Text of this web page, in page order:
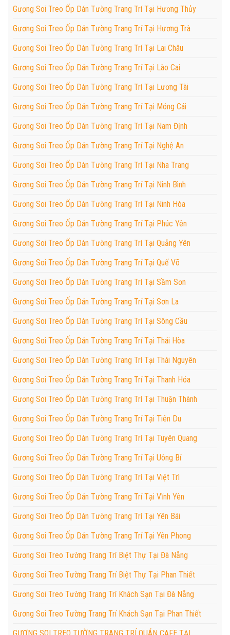
Gương Soi Treo Ốp Dán Tường Trang Trí Tại Hương Thủy
Gương Soi Treo Ốp Dán Tường Trang Trí Tại Hương Trà
Gương Soi Treo Ốp Dán Tường Trang Trí Tại Lai Châu
Gương Soi Treo Ốp Dán Tường Trang Trí Tại Lào Cai
Gương Soi Treo Ốp Dán Tường Trang Trí Tại Lương Tài
Gương Soi Treo Ốp Dán Tường Trang Trí Tại Móng Cái
Gương Soi Treo Ốp Dán Tường Trang Trí Tại Nam Định
Gương Soi Treo Ốp Dán Tường Trang Trí Tại Nghệ An
Gương Soi Treo Ốp Dán Tường Trang Trí Tại Nha Trang
Gương Soi Treo Ốp Dán Tường Trang Trí Tại Ninh Bình
Gương Soi Treo Ốp Dán Tường Trang Trí Tại Ninh Hòa
Gương Soi Treo Ốp Dán Tường Trang Trí Tại Phúc Yên
Gương Soi Treo Ốp Dán Tường Trang Trí Tại Quảng Yên
Gương Soi Treo Ốp Dán Tường Trang Trí Tại Quế Võ
Gương Soi Treo Ốp Dán Tường Trang Trí Tại Sầm Sơn
Gương Soi Treo Ốp Dán Tường Trang Trí Tại Sơn La
Gương Soi Treo Ốp Dán Tường Trang Trí Tại Sông Cầu
Gương Soi Treo Ốp Dán Tường Trang Trí Tại Thái Hòa
Gương Soi Treo Ốp Dán Tường Trang Trí Tại Thái Nguyên
Gương Soi Treo Ốp Dán Tường Trang Trí Tại Thanh Hóa
Gương Soi Treo Ốp Dán Tường Trang Trí Tại Thuận Thành
Gương Soi Treo Ốp Dán Tường Trang Trí Tại Tiên Du
Gương Soi Treo Ốp Dán Tường Trang Trí Tại Tuyên Quang
Gương Soi Treo Ốp Dán Tường Trang Trí Tại Uông Bí
Gương Soi Treo Ốp Dán Tường Trang Trí Tại Việt Trì
Gương Soi Treo Ốp Dán Tường Trang Trí Tại Vĩnh Yên
Gương Soi Treo Ốp Dán Tường Trang Trí Tại Yên Bái
Gương Soi Treo Ốp Dán Tường Trang Trí Tại Yên Phong
Gương Soi Treo Tường Trang Trí Biệt Thự Tại Đà Nẵng
Gương Soi Treo Tường Trang Trí Biệt Thự Tại Phan Thiết
Gương Soi Treo Tường Trang Trí Khách Sạn Tại Đà Nẵng
Gương Soi Treo Tường Trang Trí Khách Sạn Tại Phan Thiết